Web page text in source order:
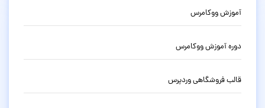
آموزش ووکامرس
دوره آموزش ووکامرس
قالب فروشگاهی وردپرس